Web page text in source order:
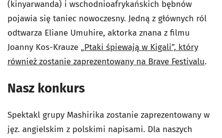
(kinyarwanda) i wschodnioafrykańskich bębnów
pojawia się taniec nowoczesny. Jedną z głównych ról
odtwarza Eliane Umuhire, aktorka znana z filmu
Joanny Kos-Krauze „Ptaki śpiewają w Kigali”, który
również zostanie zaprezentowany na Brave Festivalu.
Nasz konkurs
Spektakl grupy Mashirika zostanie zaprezentowany w
jęz. angielskim z polskimi napisami. Dla naszych